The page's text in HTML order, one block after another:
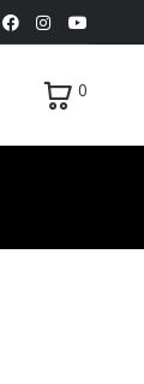
0